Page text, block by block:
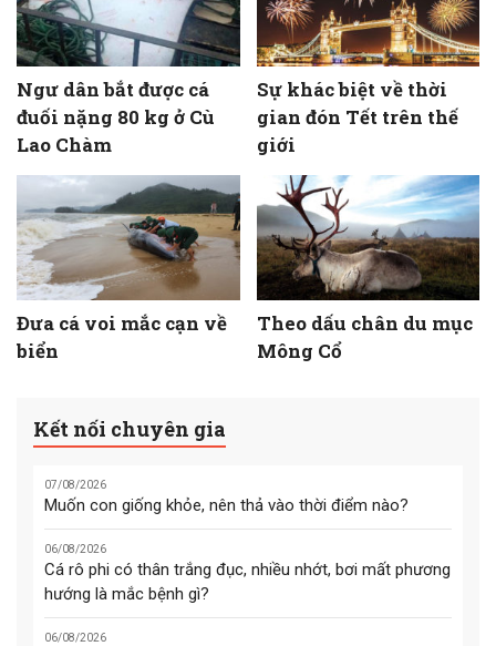
Ngư dân bắt được cá
đuối nặng 80 kg ở Cù
Lao Chàm
Sự khác biệt về thời
gian đón Tết trên thế
giới
Đưa cá voi mắc cạn về
biển
Theo dấu chân du mục
Mông Cổ
Kết nối chuyên gia
07/08/2026
Muốn con giống khỏe, nên thả vào thời điểm nào?
06/08/2026
Cá rô phi có thân trắng đục, nhiều nhớt, bơi mất phương
hướng là mắc bệnh gì?
06/08/2026